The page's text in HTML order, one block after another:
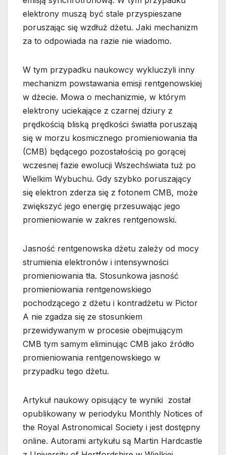
elektrony muszą być stale przyspieszane
poruszając się wzdłuż dżetu. Jaki mechanizm
za to odpowiada na razie nie wiadomo.
W tym przypadku naukowcy wykluczyli inny
mechanizm powstawania emisji rentgenowskiej
w dżecie. Mowa o mechanizmie, w którym
elektrony uciekające z czarnej dziury z
prędkością bliską prędkości światła poruszają
się w morzu kosmicznego promieniowania tła
(CMB) będącego pozostałością po gorącej
wczesnej fazie ewolucji Wszechświata tuż po
Wielkim Wybuchu. Gdy szybko poruszający
się elektron zderza się z fotonem CMB, może
zwiększyć jego energię przesuwając jego
promieniowanie w zakres rentgenowski.
Jasność rentgenowska dżetu zależy od mocy
strumienia elektronów i intensywności
promieniowania tła. Stosunkowa jasność
promieniowania rentgenowskiego
pochodzącego z dżetu i kontradżetu w Pictor
A nie zgadza się ze stosunkiem
przewidywanym w procesie obejmującym
CMB tym samym eliminując CMB jako źródło
promieniowania rentgenowskiego w
przypadku tego dżetu.
Artykuł naukowy opisujący te wyniki został
opublikowany w periodyku Monthly Notices of
the Royal Astronomical Society i jest dostępny
online. Autorami artykułu są Martin Hardcastle